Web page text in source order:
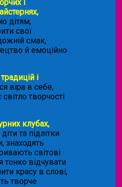
і
дітям,
свої
смак,
й емоційно
і
віра в себе,
творчості
клубах,
діти та підлітки
знаходять
світові
тонко відчувати
красу в слові,
творче